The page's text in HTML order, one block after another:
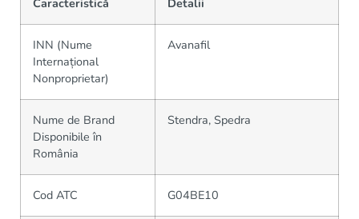
Caracteristică Detalii
INN (Nume
Internațional
Nonproprietar)
Avanafil
Nume de Brand
Disponibile în
România
Stendra, Spedra
Cod ATC G04BE10